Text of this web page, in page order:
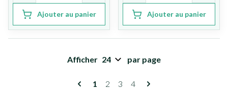
Ajouter au panier Ajouter au panier
Pages
Vous lisez actuellement la page
1 Page
2 Page
3 Page
4
Afficher par page